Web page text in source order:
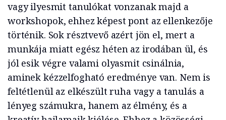
vagy ilyesmit tanulókat vonzanak majd a
workshopok, ehhez képest pont az ellenkezője
történik. Sok résztvevő azért jön el, mert a
munkája miatt egész héten az irodában ül, és
jól esik végre valami olyasmit csinálnia,
aminek kézzelfogható eredménye van. Nem is
feltétlenül az elkészült ruha vagy a tanulás a
lényeg számukra, hanem az élmény, és a